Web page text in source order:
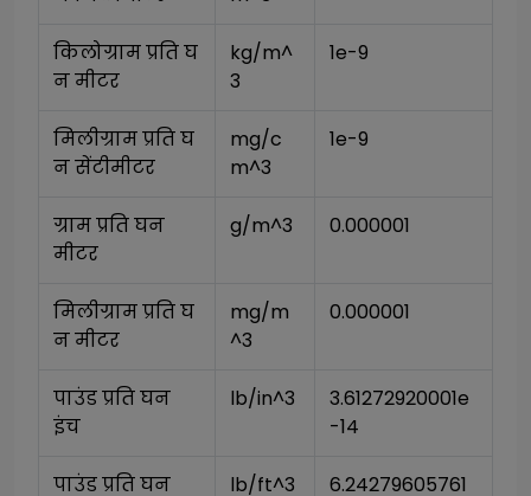
किलोग्राम प्रति घ
न मीटर
kg/m^
3
1e-9
मिलीग्राम प्रति घ
न सेंटीमीटर
mg/c
m^3
1e-9
ग्राम प्रति घन
मीटर
g/m^3 0.000001
मिलीग्राम प्रति घ
न मीटर
mg/m
^3
0.000001
पाउंड प्रति घन
इंच
lb/in^3
3.61272920001e
-14
पाउंड प्रति घन
lb/ft^3
6.24279605761